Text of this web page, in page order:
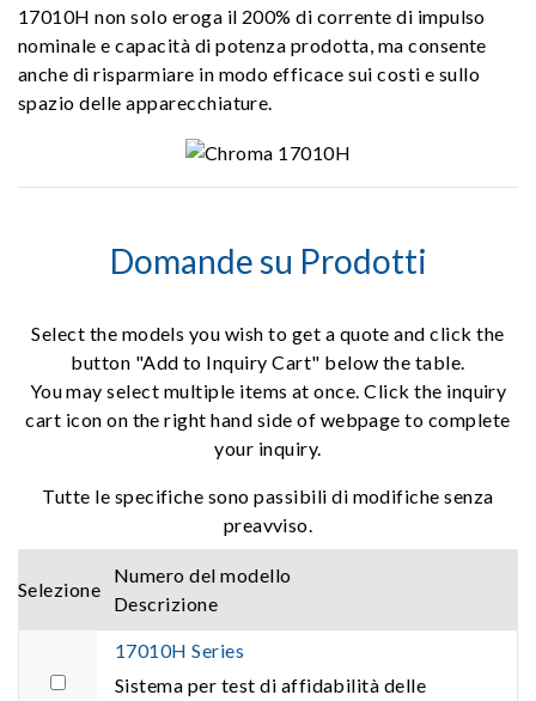
17010H non solo eroga il 200% di corrente di impulso
nominale e capacità di potenza prodotta, ma consente
anche di risparmiare in modo efficace sui costi e sullo
spazio delle apparecchiature.
Domande su Prodotti
Select the models you wish to get a quote and click the
button "Add to Inquiry Cart" below the table.
You may select multiple items at once. Click the inquiry
cart icon on the right hand side of webpage to complete
your inquiry.
Tutte le specifiche sono passibili di modifiche senza
preavviso.
Selezione
Numero del modello
Descrizione
17010H Series
Sistema per test di affidabilità delle